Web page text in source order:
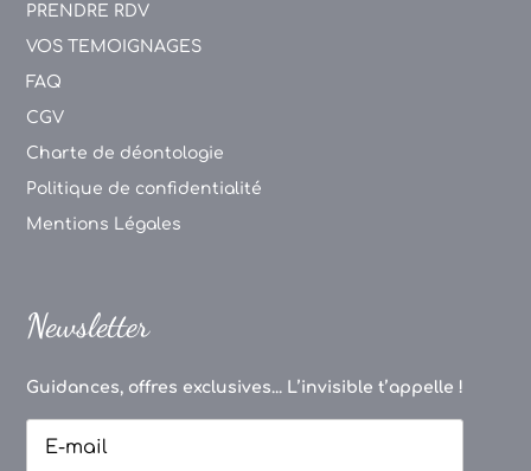
PRENDRE RDV
VOS TEMOIGNAGES
FAQ
CGV
Charte de déontologie
Politique de confidentialité
Mentions Légales
Newsletter
Guidances, offres exclusives... L’invisible t’appelle !